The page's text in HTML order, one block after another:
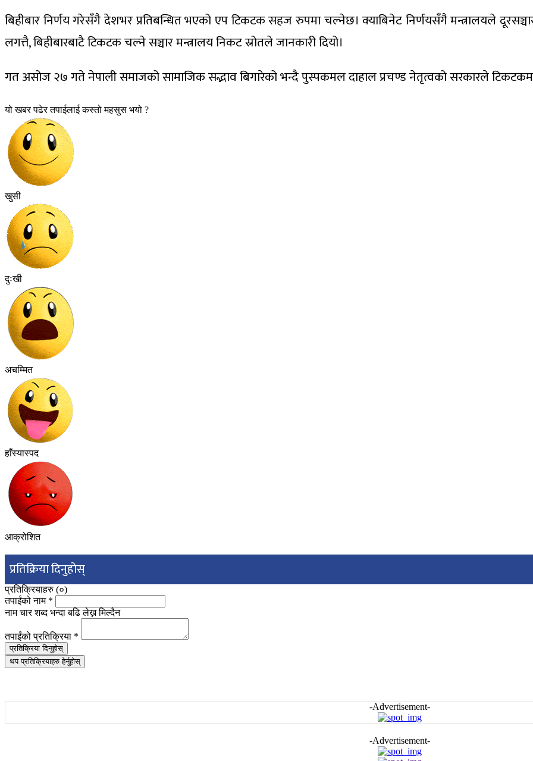
बिहीबार निर्णय गरेसँगै देशभर प्रतिबन्धित भएको एप टिकटक सहज रुपमा चल्नेछ। क्याबिनेट निर्णयसँगै मन्त्रालयले
लगत्तै, बिहीबारबाटै टिकटक चल्ने सञ्चार मन्त्रालय निकट स्रोतले जानकारी दियो।
गत असोज २७ गते नेपाली समाजको सामाजिक सद्भाव बिगारेको भन्दै पुस्पकमल दाहाल प्रचण्ड नेतृत्वको सरकारले
यो खबर पढेर तपाईलाई कस्तो महसुस भयो ?
खुसी
दुःखी
अचम्मित
हाँस्यास्पद
आक्रोशित
प्रतिक्रिया दिनुहोस्
प्रतिक्रियाहरु (०)
तपाईंको नाम *
नाम चार शब्द भन्दा बढि लेख्न मिल्दैन
तपाईंको प्रतिक्रिया *
प्रतिक्रिया दिनुहोस्
थप प्रतिक्रियाहरु हेर्नुहोस्
-Advertisement-
-Advertisement-